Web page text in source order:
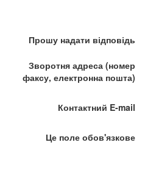
Прошу надати відповідь
Зворотня адреса (номер
факсу, електронна пошта)
Контактний E-mail
Це поле обов'язкове